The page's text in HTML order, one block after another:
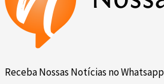
Receba Nossas Notícias no Whatsapp